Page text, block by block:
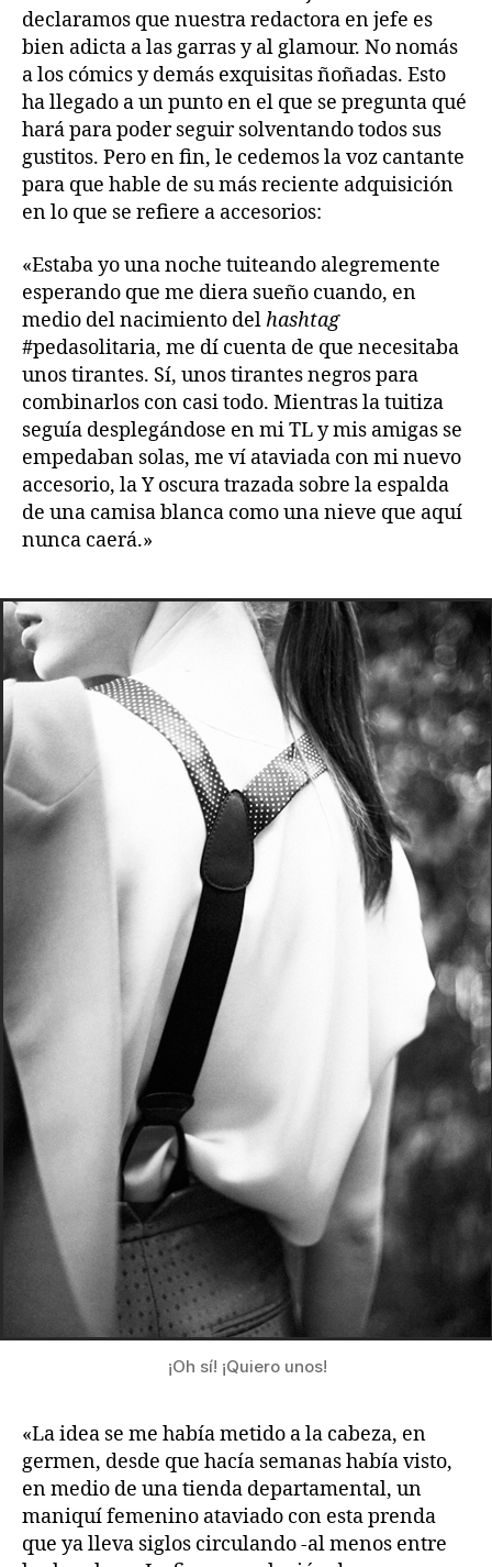
declaramos que nuestra redactora en jefe es
bien adicta a las garras y al glamour. No nomás
a los cómics y demás exquisitas ñoñadas. Esto
ha llegado a un punto en el que se pregunta qué
hará para poder seguir solventando todos sus
gustitos. Pero en fin, le cedemos la voz cantante
para que hable de su más reciente adquisición
en lo que se refiere a accesorios:
«Estaba yo una noche tuiteando alegremente
esperando que me diera sueño cuando, en
medio del nacimiento delhashtag
#pedasolitaria, me dí cuenta de que necesitaba
unos tirantes. Sí, unos tirantes negros para
combinarlos con casi todo. Mientras la tuitiza
seguía desplegándose en mi TL y mis amigas se
empedaban solas, me ví ataviada con mi nuevo
accesorio, la Y oscura trazada sobre la espalda
de una camisa blanca como una nieve que aquí
nunca caerá.»
¡Oh sí! ¡Quiero unos!
«La idea se me había metido a la cabeza, en
germen, desde que hacía semanas había visto,
en medio de una tienda departamental, un
maniquí femenino ataviado con esta prenda
que ya lleva siglos circulando -al menos entre